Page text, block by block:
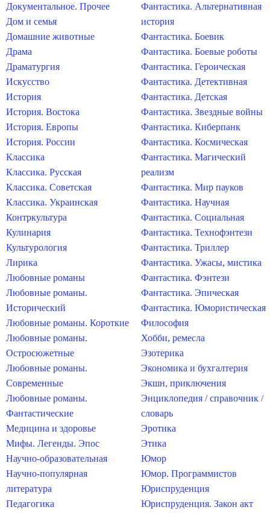
Документальное. Прочее
Дом и семья
Домашние животные
Драма
Драматургия
Искусство
История
История. Востока
История. Европы
История. России
Классика
Классика. Русская
Классика. Советская
Классика. Украинская
Контркультура
Кулинария
Культурология
Лирика
Любовные романы
Любовные романы.
Исторический
Любовные романы. Короткие
Любовные романы.
Остросюжетные
Любовные романы.
Современные
Любовные романы.
Фантастические
Медицина и здоровье
Мифы. Легенды. Эпос
Научно-образовательная
Научно-популярная
литература
Педагогика
Фантастика. Альтернативная
история
Фантастика. Боевик
Фантастика. Боевые роботы
Фантастика. Героическая
Фантастика. Детективная
Фантастика. Детская
Фантастика. Звездные войны
Фантастика. Киберпанк
Фантастика. Космическая
Фантастика. Магический
реализм
Фантастика. Мир пауков
Фантастика. Научная
Фантастика. Социальная
Фантастика. Технофэнтези
Фантастика. Триллер
Фантастика. Ужасы, мистика
Фантастика. Фэнтези
Фантастика. Эпическая
Фантастика. Юмористическая
Философия
Хобби, ремесла
Эзотерика
Экономика и бухгалтерия
Экшн, приключения
Энциклопедия / справочник /
словарь
Эротика
Этика
Юмор
Юмор. Программистов
Юриспруденция
Юриспруденция. Закон акт